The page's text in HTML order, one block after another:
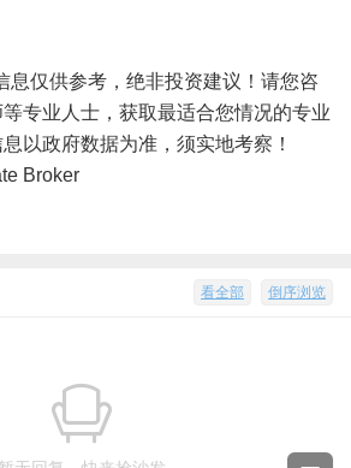
息仅供参考，绝非投资建议！请您咨
专业人士，获取最适合您情况的专业
以政府数据为准，须实地考察！
Broker
倒序浏览
看全部